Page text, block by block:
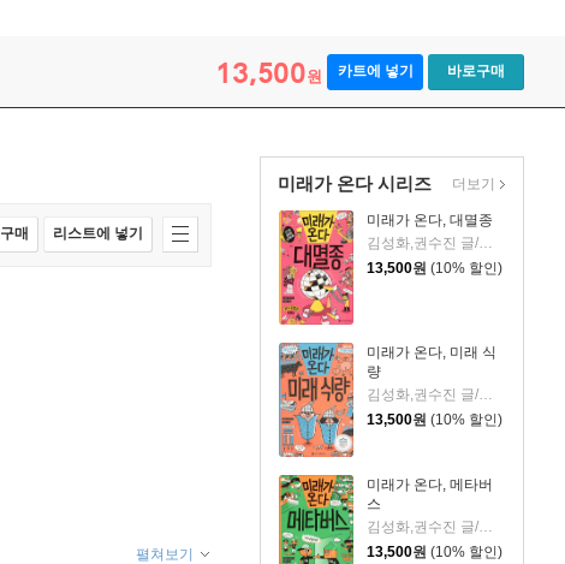
13,500원 카트에 넣기 바로구매
미래가 온다 시리즈
미래가 온다, 대멸종
김성화,권수진 글/이철민 그림
13,500원 (10% 할인)
미래가 온다, 미래 식
량
김성화,권수진 글/박정섭 그림
13,500원 (10% 할인)
미래가 온다, 메타버
스
김성화,권수진 글/이철민 그림
13,500원 (10% 할인)
더보기
매 리스트에 넣기
펼쳐보기